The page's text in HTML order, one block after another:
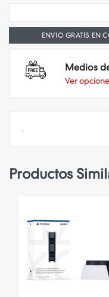
ENVIO GRATIS EN
Medios
Ver
.
Productos